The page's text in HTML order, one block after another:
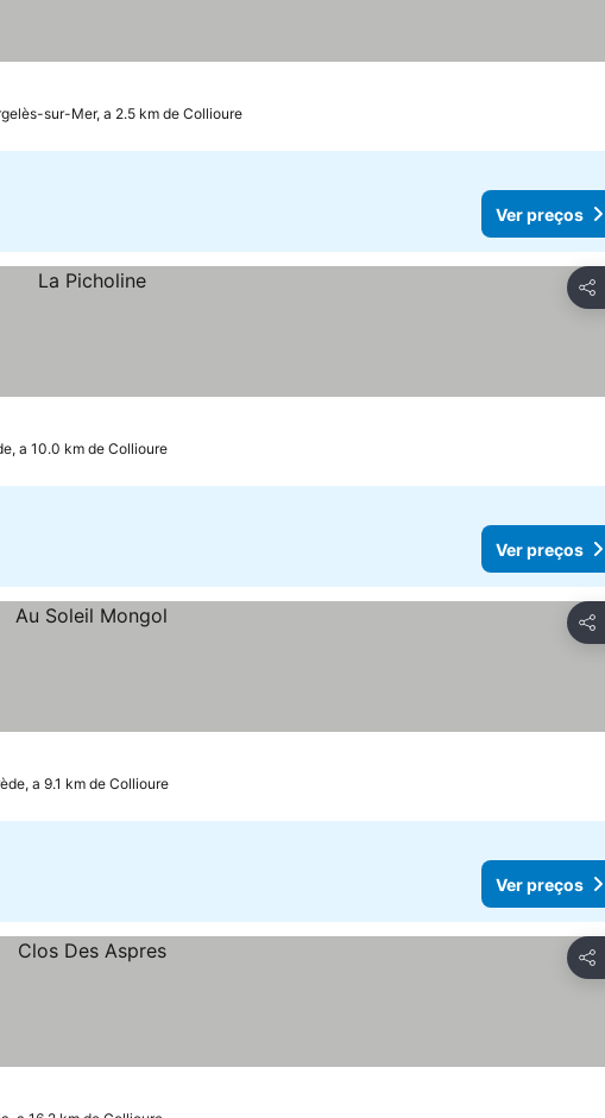
sur-Mer, a 2.5 km de Collioure
Ver preços
a 10.0 km de Collioure
Ver preços
a 9.1 km de Collioure
Ver preços